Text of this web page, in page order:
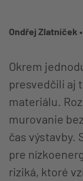
Ondřej Zlatníček •
Okrem
presvedčili aj
materiálu.
murovanie
čas výstavby.
pre
riziká, ktoré